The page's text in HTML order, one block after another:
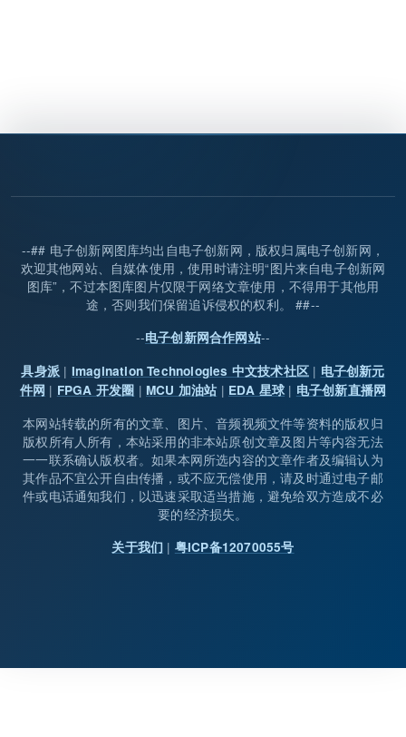
--## 电子创新网图库均出自电子创新网，版权归属电子创新网，
欢迎其他网站、自媒体使用，使用时请注明“图片来自电子创新网
图库”，不过本图库图片仅限于网络文章使用，不得用于其他用
途，否则我们保留追诉侵权的权利。 ##--
--电子创新网合作网站--
具身派 | Imagination Technologies 中文技术社区| 电子创新元
件网 | FPGA 开发圈 | MCU 加油站 | EDA 星球 | 电子创新直播网
本网站转载的所有的文章、图片、音频视频文件等资料的版权归
版权所有人所有，本站采用的非本站原创文章及图片等内容无法
一一联系确认版权者。如果本网所选内容的文章作者及编辑认为
其作品不宜公开自由传播，或不应无偿使用，请及时通过电子邮
件或电话通知我们，以迅速采取适当措施，避免给双方造成不必
要的经济损失。
关于我们 | 粤ICP备12070055号